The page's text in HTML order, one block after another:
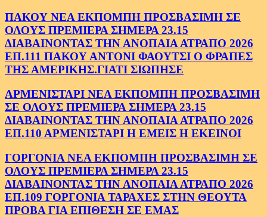
ΠΑΚΟΥ ΝΕΑ ΕΚΠΟΜΠΗ ΠΡΟΣΒΑΣΙΜΗ ΣΕ
ΟΛΟΥΣ ΠΡΕΜΙΕΡΑ ΣΗΜΕΡΑ 23.15
ΔΙΑΒΑΙΝΟΝΤΑΣ ΤΗΝ ΑΝΟΠΑΙΑ ΑΤΡΑΠΟ 2026
ΕΠ.111 ΠΑΚΟΥ ΑΝΤΟΝΙ ΦΑΟΥΤΣΙ Ο ΦΡΑΠΕΣ
ΤΗΣ ΑΜΕΡΙΚΗΣ.ΓΙΑΤΙ ΣΙΩΠΗΣΕ
ΑΡΜΕΝΙΣΤΑΡΙ ΝΕΑ ΕΚΠΟΜΠΗ ΠΡΟΣΒΑΣΙΜΗ
ΣΕ ΟΛΟΥΣ ΠΡΕΜΙΕΡΑ ΣΗΜΕΡΑ 23.15
ΔΙΑΒΑΙΝΟΝΤΑΣ ΤΗΝ ΑΝΟΠΑΙΑ ΑΤΡΑΠΟ 2026
ΕΠ.110 ΑΡΜΕΝΙΣΤΑΡΙ Η ΕΜΕΙΣ Η ΕΚΕΙΝΟΙ
ΓΟΡΓΟΝΙΑ ΝΕΑ ΕΚΠΟΜΠΗ ΠΡΟΣΒΑΣΙΜΗ ΣΕ
ΟΛΟΥΣ ΠΡΕΜΙΕΡΑ ΣΗΜΕΡΑ 23.15
ΔΙΑΒΑΙΝΟΝΤΑΣ ΤΗΝ ΑΝΟΠΑΙΑ ΑΤΡΑΠΟ 2026
ΕΠ.109 ΓΟΡΓΟΝΙΑ ΤΑΡΑΧΕΣ ΣΤΗΝ ΘΕΟΥΤΑ
ΠΡΟΒΑ ΓΙΑ ΕΠΙΘΕΣΗ ΣΕ ΕΜΑΣ